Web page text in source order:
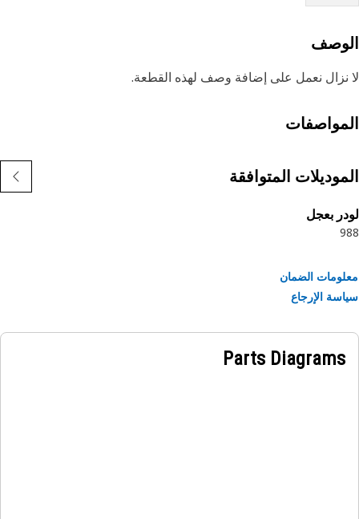
نزال نعمل على إضافة وصف لهذه القطعة.
المتوافقة
بعجل
الضمان
الإرجاع
Parts Diagrams